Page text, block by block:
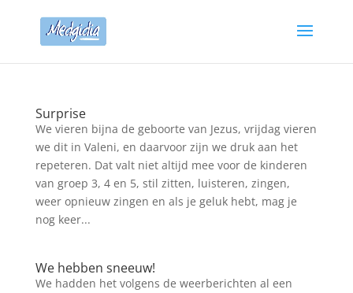
Surprise
We vieren bijna de geboorte van Jezus, vrijdag vieren
we dit in Valeni, en daarvoor zijn we druk aan het
repeteren. Dat valt niet altijd mee voor de kinderen
van groep 3, 4 en 5, stil zitten, luisteren, zingen,
weer opnieuw zingen en als je geluk hebt, mag je
nog keer...
We hebben sneeuw!
We hadden het volgens de weerberichten al een